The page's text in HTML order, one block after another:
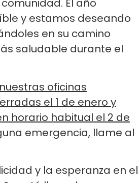
El año
y estamos deseando
en su camino
saludable durante el
oficinas
el 1 de enero y
horario habitual el 2 de
emergencia, llame al
y la esperanza en el